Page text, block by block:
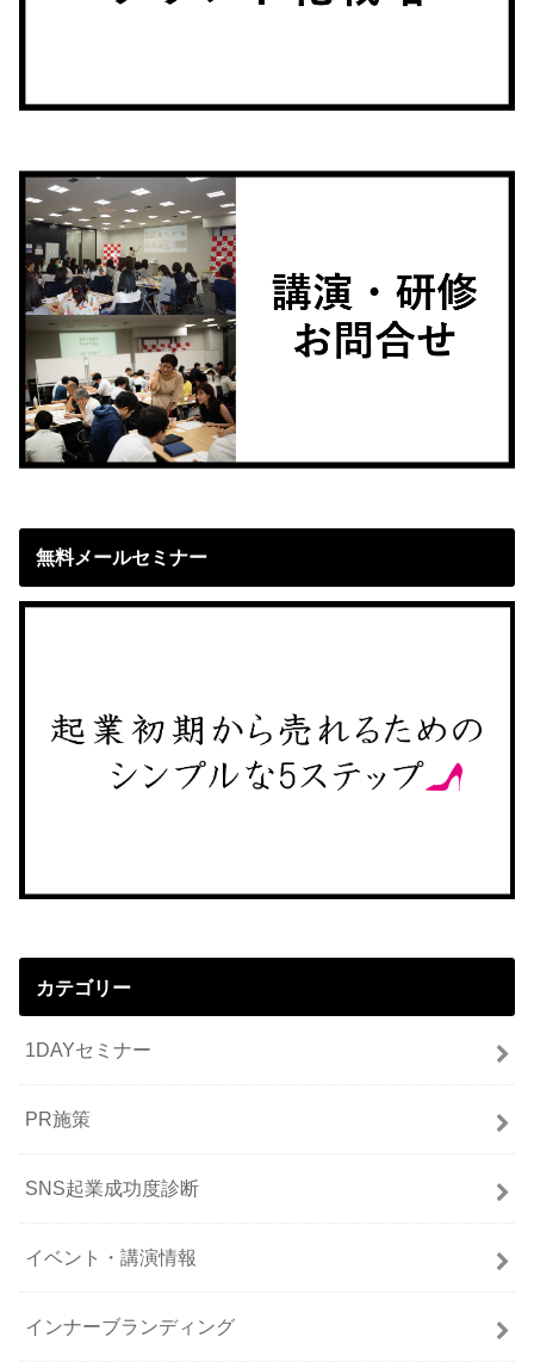
無料メールセミナー
カテゴリー
1DAYセミナー
PR施策
SNS起業成功度診断
イベント・講演情報
インナーブランディング